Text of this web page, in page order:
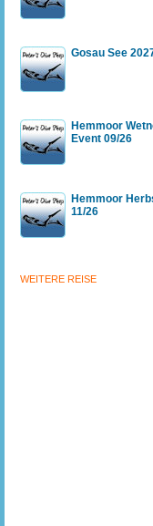
Gosau See
Hemmoor
Event 09/26
Hemmoor
11/26
WEITERE REISE